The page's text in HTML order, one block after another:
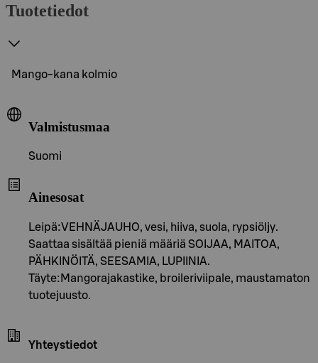
Tuotetiedot
Mango-kana kolmio
Valmistusmaa
Suomi
Ainesosat
Leipä:VEHNÄJAUHO, vesi, hiiva, suola, rypsiöljy.
Saattaa sisältää pieniä määriä SOIJAA, MAITOA,
PÄHKINÖITÄ, SEESAMIA, LUPIINIA.
Täyte:Mangorajakastike, broileriviipale, maustamaton
tuotejuusto.
Yhteystiedot